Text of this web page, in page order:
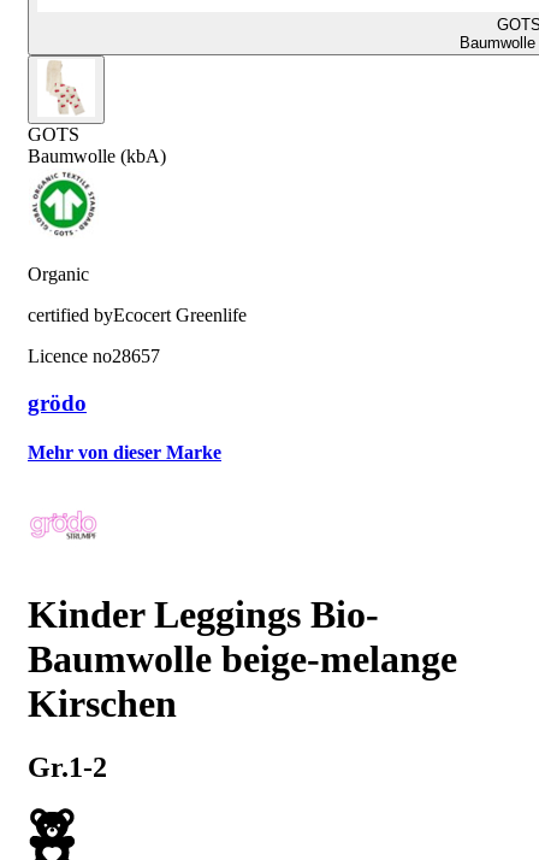
GOTS
Baumwolle (kbA)
Organic
certified byEcocert Greenlife
Licence no28657
grödo
Mehr von dieser Marke
Kinder Leggings Bio-
Baumwolle beige-melange
Kirschen
Gr.1-2